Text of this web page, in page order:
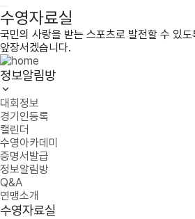
수영자료실
국민의 사랑을 받는 스포츠로 발전할 수 있도
앞장서겠습니다.
정보알림방
대회정보
경기인등록
캘린더
수영아카데미
증명서발급
정보알림방
Q&A
연맹소개
수영자료실